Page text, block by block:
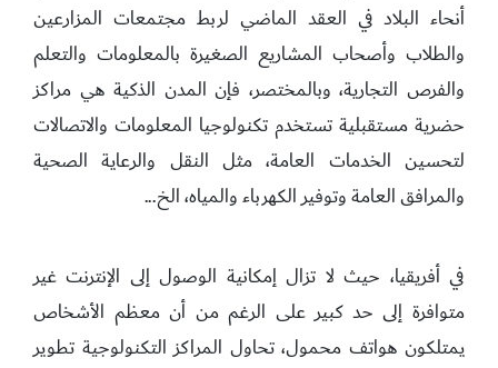
أنحاء البلاد في العقد الماضي لربط مجتمعات المزارعين
والطلاب وأصحاب المشاريع الصغيرة بالمعلومات والتعلم
والفرص التجارية، وبالمختصر، فإن المدن الذكية هي مراكز
حضرية مستقبلية تستخدم تكنولوجيا المعلومات والاتصالات
لتحسين الخدمات العامة، مثل النقل والرعاية الصحية
والمرافق العامة وتوفير الكهرباء والمياه، الخ...
في أفريقيا، حيث لا تزال إمكانية الوصول إلى الإنترنت غير
متوافرة إلى حد كبير على الرغم من أن معظم الأشخاص
يمتلكون هواتف محمول، تحاول المراكز التكنولوجية تطوير